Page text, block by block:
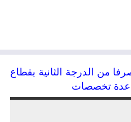
توظيف 13 متصرفا من الدرجة الثانية بقطاع
عدة تخصصات